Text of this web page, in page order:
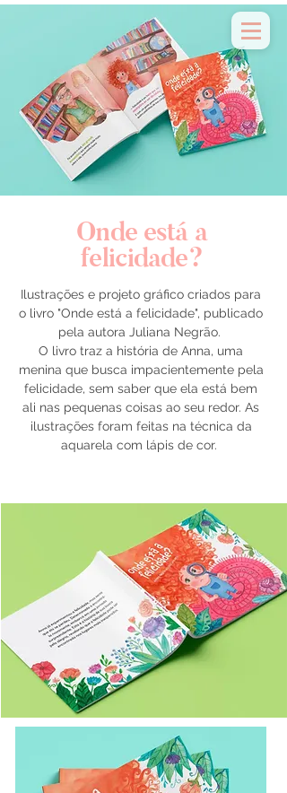
Onde está a
felicidade?
Ilustrações e projeto gráfico criados para
o livro "Onde está a felicidade", publicado
pela autora Juliana Negrão.
O livro traz a história de Anna, uma
menina que busca impacientemente pela
felicidade, sem saber que ela está bem
ali nas pequenas coisas ao seu redor. As
ilustrações foram feitas na técnica da
aquarela com lápis de cor.